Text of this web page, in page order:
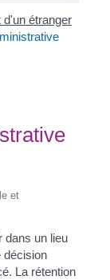
d'un étranger
et
dans un lieu
décision
La rétention